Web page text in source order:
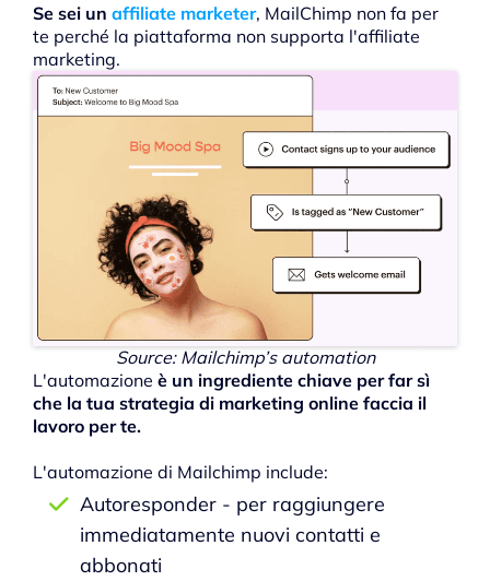
Se sei un affiliate marketer, MailChimp non fa per
te perché la piattaforma non supporta l'affiliate
marketing.
Source: Mailchimp’s automation
L'automazione è un ingrediente chiave per far sì
che la tua strategia di marketing online faccia il
lavoro per te.
L'automazione di Mailchimp include:
Autoresponder - per raggiungere
immediatamente nuovi contatti e
abbonati